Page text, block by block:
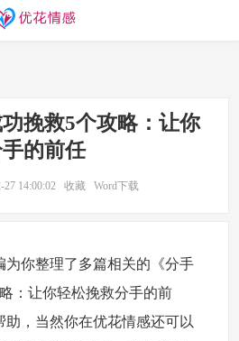
搭子
挽救5个攻略：让你
的前任
14:00:02 收藏 Word下载
为你整理了多篇相关的《分手
：让你轻松挽救分手的前
助，当然你在优花情感还可以